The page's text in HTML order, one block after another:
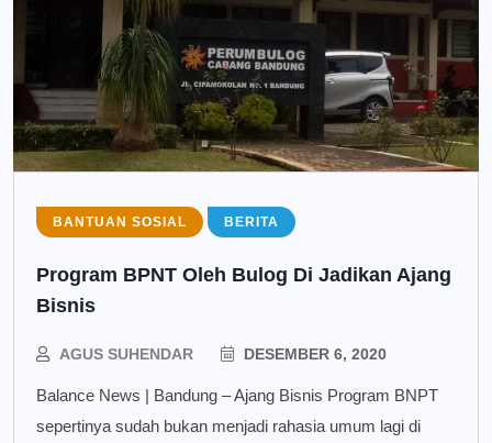
BANTUAN SOSIAL BERITA
Program BPNT Oleh Bulog Di Jadikan Ajang
Bisnis
AGUS SUHENDAR DESEMBER 6, 2020
Balance News | Bandung – Ajang Bisnis Program BNPT
sepertinya sudah bukan menjadi rahasia umum lagi di